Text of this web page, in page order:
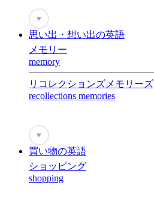
♥
思い出・想い出の英語
メモリー
memory
リコレクションズメモリーズ
recollections memories
♥
買い物の英語
ショッピング
shopping